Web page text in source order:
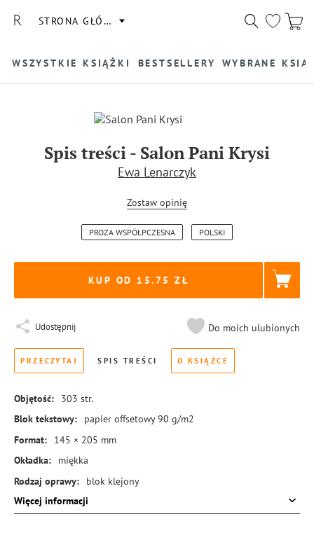
STRONA GŁÓWNA
WSZYSTKIE KSIĄŻKI BESTSELLERY WYBRANE
Spis treści- Salon Pani Krysi
Ewa Lenarczyk
Zostaw opinię
PROZA WSPÓŁPCZESNA POLSKI
KUP OD 15.75
Udostępnij Do moich ulubionych
PRZECZYTAJ SPIS TREŚCI O KSIĄŻCE
Objętość: 303 str.
Blok tekstowy:
papier offsetowy 90 g/m2
Format:
145 × 205 mm
Okładka:
miękka
Rodzaj oprawy:
blok klejony
ISBN:
978-83-8104-607-7
Więcej informacji